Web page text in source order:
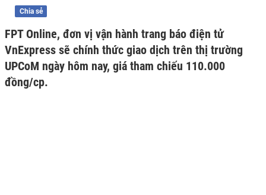
Chia sẻ
FPT Online, đơn vị vận hành trang báo điện tử
VnExpress sẽ chính thức giao dịch trên thị trường
UPCoM ngày hôm nay, giá tham chiếu 110.000
đồng/cp.